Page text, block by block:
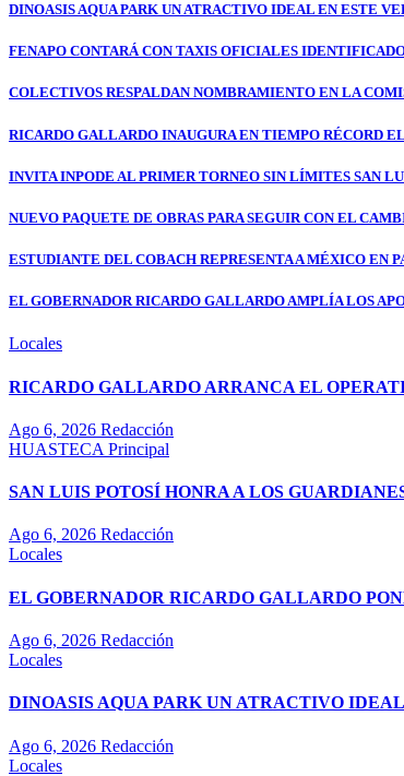
DINOASIS AQUA PARK UN ATRACTIVO IDEAL EN ESTE
FENAPO CONTARÁ CON TAXIS OFICIALES
COLECTIVOS RESPALDAN NOMBRAMIENTO EN LA
RICARDO GALLARDO INAUGURA EN TIEMPO RÉCORD
INVITA INPODE AL PRIMER TORNEO SIN LÍMITES SAN
NUEVO PAQUETE DE OBRAS PARA SEGUIR CON EL
ESTUDIANTE DEL COBACH REPRESENTA A MÉXICO EN
EL GOBERNADOR RICARDO GALLARDO AMPLÍA LOS
Locales
RICARDO GALLARDO ARRANCA EL
Ago 6, 2026 Redacción
HUASTECA Principal
SAN LUIS POTOSÍ HONRA A LOS
Ago 6, 2026 Redacción
Locales
EL GOBERNADOR RICARDO GALLARDO
Ago 6, 2026 Redacción
Locales
DINOASIS AQUA PARK UN ATRACTIVO
Ago 6, 2026 Redacción
Locales